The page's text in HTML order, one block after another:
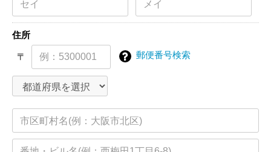
住所
〒 郵便番号検索